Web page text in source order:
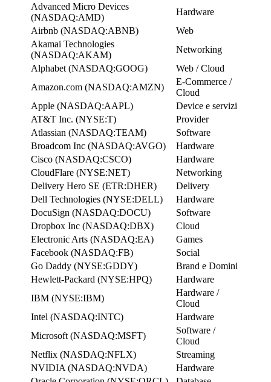
Advanced Micro Devices
(NASDAQ:AMD)
Hardware
Airbnb (NASDAQ:ABNB)
Web
Akamai Technologies
(NASDAQ:AKAM)
Networking
Alphabet (NASDAQ:GOOG)
Web / Cloud
Amazon.com (NASDAQ:AMZN)
E-Commerce /
Cloud
Apple (NASDAQ:AAPL)
Device e servizi
AT&T Inc. (NYSE:T)
Provider
Atlassian (NASDAQ:TEAM)
Software
Broadcom Inc (NASDAQ:AVGO)
Hardware
Cisco (NASDAQ:CSCO)
Hardware
CloudFlare (NYSE:NET)
Networking
Delivery Hero SE (ETR:DHER)
Delivery
Dell Technologies (NYSE:DELL)
Hardware
DocuSign (NASDAQ:DOCU)
Software
Dropbox Inc (NASDAQ:DBX)
Cloud
Electronic Arts (NASDAQ:EA)
Games
Facebook (NASDAQ:FB)
Social
Go Daddy (NYSE:GDDY)
Brand e Domini
Hewlett-Packard (NYSE:HPQ)
Hardware
IBM (NYSE:IBM)
Hardware /
Cloud
Intel (NASDAQ:INTC)
Hardware
Microsoft (NASDAQ:MSFT)
Software /
Cloud
Netflix (NASDAQ:NFLX)
Streaming
NVIDIA (NASDAQ:NVDA)
Hardware